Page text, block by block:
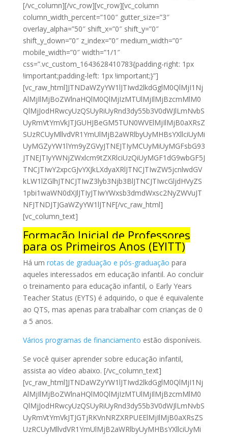
[/vc_column][/vc_row][vc_row][vc_column
column_width_percent=”100″ gutter_size=”3″
overlay_alpha=”50″ shift_x=”0″ shift_y=”0″
shift_y_down=”0″ z_index=”0″ medium_width=”0″
mobile_width=”0″ width=”1/1″
css=”.vc_custom_1643628410783{padding-right: 1px
!important;padding-left: 1px !important;}”]
[vc_raw_html]JTNDaWZyYW1lJTIwd2lkdGglM0QlMjI1Nj
AlMjIlMjBoZWlnaHQlM0QlMjIzMTUlMjIlMjBzcmMlM0
QlMjJodHRwcyUzQSUyRiUyRnd3dy55b3V0dWJlLmNvbS
UyRmVtYmVkJTJGUHJBeGM5TUN0WVElMjIlMjB0aXRsZ
SUzRCUyMllvdVR1YmUlMjB2aWRlbyUyMHBsYXllciUyMi
UyMGZyYW1lYm9yZGVyJTNEJTIyMCUyMiUyMGFsbG93
JTNEJTIyYWNjZWxlcm9tZXRlciUzQiUyMGF1dG9wbGF5J
TNCJTIwY2xpcGJvYXJkLXdyaXRlJTNCJTIwZW5jcnlwdGV
kLW1lZGlhJTNCJTIwZ3lyb3Njb3BlJTNCJTIwcGljdHVyZS
1pbi1waWN0dXJlJTIyJTIwYWxsb3dmdWxsc2NyZWVuJT
NFJTNDJTJGaWZyYW1lJTNF[/vc_raw_html]
[vc_column_text]
Formação Inicial de Professores
para os Primeiros Anos (EYITT)
Há um rotas de graduação e pós-graduação para
aqueles interessados em educação infantil. Ao concluir
o treinamento para educação infantil, o Early Years
Teacher Status (EYTS) é adquirido, o que é equivalente
ao QTS, mas apenas para trabalhar com crianças de 0
a 5 anos.
Vários programas de financiamento estão disponíveis.
Se você quiser aprender sobre educação infantil,
assista ao vídeo abaixo. [/vc_column_text]
[vc_raw_html]JTNDaWZyYW1lJTIwd2lkdGglM0QlMjI1Nj
AlMjIlMjBoZWlnaHQlM0QlMjIzMTUlMjIlMjBzcmMlM0
QlMjJodHRwcyUzQSUyRiUyRnd3dy55b3V0dWJlLmNvbS
UyRmVtYmVkJTJGTjRKVnNRZXRPUEElMjIlMjB0aXRsZS
UzRCUyMllvdVR1YmUlMjB2aWRlbyUyMHBsYXllciUyMi